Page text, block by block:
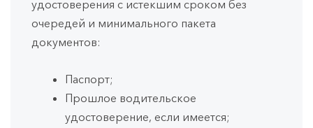
удостоверения с истекшим сроком без
очередей и минимального пакета
документов:
Паспорт;
Прошлое водительское
удостоверение, если имеется;